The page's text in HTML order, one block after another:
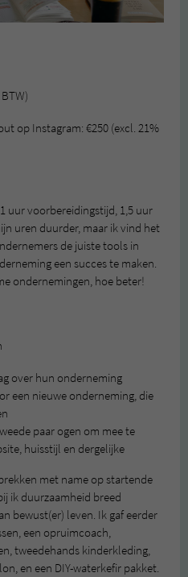
op Instagram: €250 (excl. 21%
uur voorbereidingstijd, 1,5 uur
uren duurder, maar ik vind het
de juiste tools in
een succes te maken.
ondernemingen, hoe beter!
over hun onderneming
een nieuwe onderneming, die
paar ogen om mee te
huisstijl en dergelijke
met name op startende
ik duurzaamheid breed
bewust(er) leven. Ik gaf eerder
een opruimcoach,
tweedehands kinderkleding,
en een DIY-waterkefir pakket.